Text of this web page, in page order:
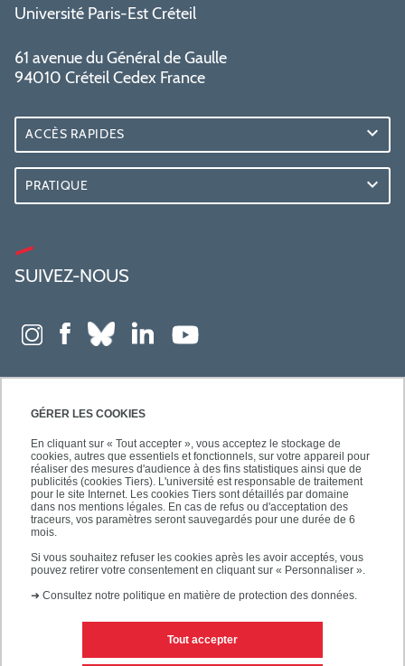
GÉRER LES COOKIES
En cliquant sur « Tout accepter », vous acceptez le stockage de
cookies, autres que essentiels et fonctionnels, sur votre appareil pour
réaliser des mesures d'audience à des fins statistiques ainsi que de
publicités (cookies Tiers). L'université est responsable de traitement
pour le site Internet. Les cookies Tiers sont détaillés par domaine
dans nos mentions légales. En cas de refus ou d'acceptation des
traceurs, vos paramètres seront sauvegardés pour une durée de 6
mois.
Si vous souhaitez refuser les cookies après les avoir acceptés, vous
pouvez retirer votre consentement en cliquant sur « Personnaliser ».
➜ Consultez notre politique en matière de protection des données.
Tout accepter
Université Paris-Est Créteil
61 avenue du Général de Gaulle
94010 Créteil Cedex France
ACCÈS RAPIDES
PRATIQUE
SUIVEZ-NOUS
Mentions légales